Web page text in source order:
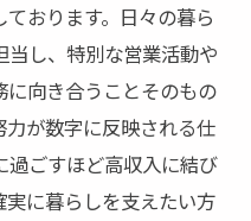
おります。日々の暮ら
当し、特別な営業活動や
向き合うことそのもの
が数字に反映される仕
ごすほど高収入に結び
に暮らしを支えたい方